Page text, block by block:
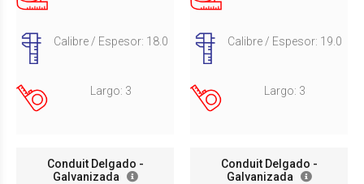
Calibre / Espesor: 18.0
Largo: 3
Conduit Delgado -
Galvanizada
Calibre / Espesor: 19.0
Largo: 3
Conduit Delgado -
Galvanizada